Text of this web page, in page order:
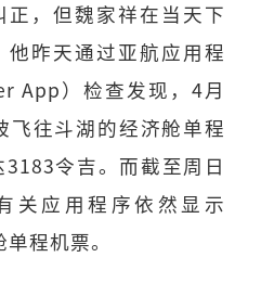
正，但魏家祥在当天下
他昨天通过亚航应用程
App）检查发现，4月
飞往斗湖的经济舱单程
令吉。而截至周日
关应用程序依然显示
程机票。